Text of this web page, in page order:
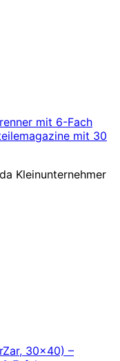
mit 6-Fach
mit 30
Kleinunternehmer
30×40) –